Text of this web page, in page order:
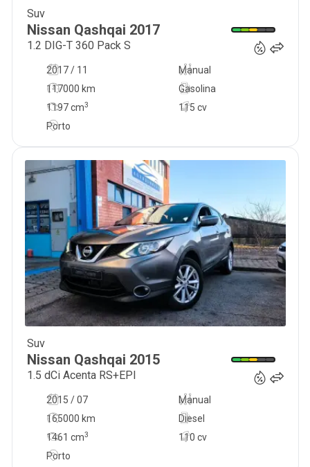
Suv
Nissan Qashqai 2017
1.2 DIG-T 360 Pack S
2017 / 11
Manual
117000 km
115 cv
Gasolina
1197cm3
Porto
Suv
Nissan Qashqai 2015
1.5 dCi Acenta RS+EPI
2015 / 07
Manual
165000 km
110 cv
Diesel
1461 cm3
Porto